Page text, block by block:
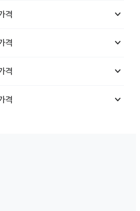
격 keyboard_arrow_down
격 keyboard_arrow_down
격 keyboard_arrow_down
격 keyboard_arrow_down